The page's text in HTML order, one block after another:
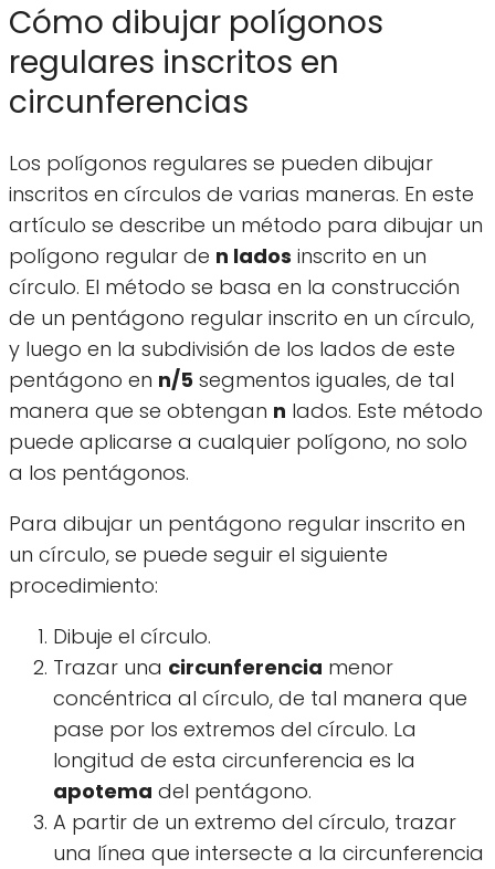
Cómo dibujar polígonos
regulares inscritos en
circunferencias
Los polígonos regulares se pueden dibujar
inscritos en círculos de varias maneras. En este
artículo se describe un método para dibujar un
polígono regular de n lados inscrito en un
círculo. El método se basa en la construcción
de un pentágono regular inscrito en un círculo,
y luego en la subdivisión de los lados de este
pentágono en n/5 segmentos iguales, de tal
manera que se obtengan n lados. Este método
puede aplicarse a cualquier polígono, no solo
a los pentágonos.
Para dibujar un pentágono regular inscrito en
un círculo, se puede seguir el siguiente
procedimiento:
Dibuje el círculo.
Trazar una circunferencia menor
concéntrica al círculo, de tal manera que
pase por los extremos del círculo. La
longitud de esta circunferencia es la
apotema del pentágono.
A partir de un extremo del círculo, trazar
una línea que intersecte a la circunferencia